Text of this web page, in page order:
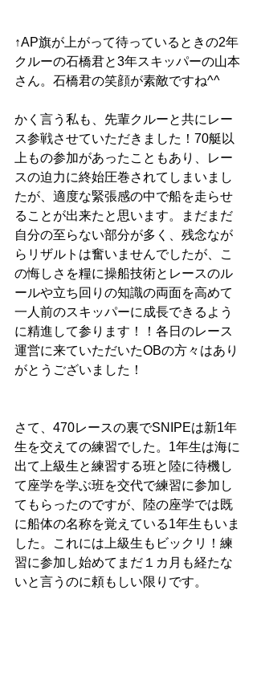
↑AP旗が上がって待っているときの2年
クルーの石橋君と3年スキッパーの山本
さん。石橋君の笑顔が素敵ですね^^
かく言う私も、先輩クルーと共にレー
ス参戦させていただきました！70艇以
上もの参加があったこともあり、レー
スの迫力に終始圧巻されてしまいまし
たが、適度な緊張感の中で船を走らせ
ることが出来たと思います。まだまだ
自分の至らない部分が多く、残念なが
らリザルトは奮いませんでしたが、こ
の悔しさを糧に操船技術とレースのル
ールや立ち回りの知識の両面を高めて
一人前のスキッパーに成長できるよう
に精進して参ります！！各日のレース
運営に来ていただいたOBの方々はあり
がとうございました！
さて、470レースの裏でSNIPEは新1年
生を交えての練習でした。1年生は海に
出て上級生と練習する班と陸に待機し
て座学を学ぶ班を交代で練習に参加し
てもらったのですが、陸の座学では既
に船体の名称を覚えている1年生もいま
した。これには上級生もビックリ！練
習に参加し始めてまだ１カ月も経たな
いと言うのに頼もしい限りです。